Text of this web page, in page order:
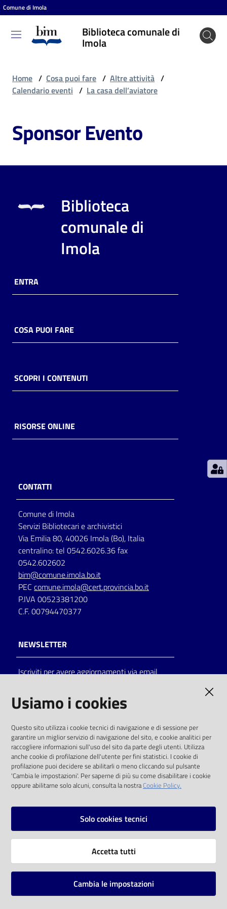
Vai al contenuto
Vai alla navigazione
Vai al footer
Comune di Imola
Biblioteca comunale di
Imola
Biblioteca
comunale
puoi
Risorse
online
Casa
Piani
storico
per
lettura
Seguici
su
Catalogo
on line
Eventi
Chiedi al
bibliotecario
Home / Cosa puoi fare / Altre attività /
Calendario eventi / La casa dell’aviatore
Sponsor Evento
Biblioteca
comunale di
Imola
ENTRA
COSA PUOI FARE
SCOPRI I CONTENUTI
RISORSE ONLINE
CONTATTI
Comune di Imola
Servizi Bibliotecari e archivistici
Via Emilia 80, 40026 Imola (Bo), Italia
centralino: tel 0542.6026.36 fax
0542.602602
bim@comune.imola.bo.it
PEC comune.imola@cert.provincia.bo.it
P.IVA 00523381200
C.F. 00794470377
NEWSLETTER
Iscriviti per avere aggiornamenti via email
solo alle condizioni previste dalla direttiva
comunitaria 2003/98/CE e dal d.lgs. 36/2006
SOCIAL
Instagram
Vai alla pagina
Mappa del sito
Usiamo i cookies
Questo sito utilizza i cookie tecnici di navigazione e di sessione per
garantire un miglior servizio di navigazione del sito, e cookie analitici per
raccogliere informazioni sull'uso del sito da parte degli utenti. Utilizza
anche cookie di profilazione dell'utente per fini statistici. I cookie di
profilazione puoi decidere se abilitarli o meno cliccando sul pulsante
'Cambia le impostazioni'. Per saperne di più su come disabilitare i cookie
oppure abilitarne solo alcuni, consulta la nostraCookie Policy.
Solo cookies tecnici
Accetta tutti
Cambia le impostazioni